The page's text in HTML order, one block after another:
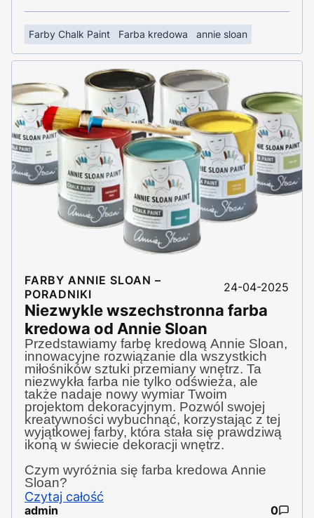
Farby Chalk Paint Farba kredowa annie sloan
FARBY ANNIE SLOAN –
PORADNIKI
24-04-2025
Niezwykle wszechstronna farba
kredowa od Annie Sloan
Przedstawiamy farbę kredową Annie Sloan,
innowacyjne rozwiązanie dla wszystkich
miłośników sztuki przemiany wnętrz. Ta
niezwykła farba nie tylko odświeża, ale
także nadaje nowy wymiar Twoim
projektom dekoracyjnym. Pozwól swojej
kreatywności wybuchnąć, korzystając z tej
wyjątkowej farby, która stała się prawdziwą
ikoną w świecie dekoracji wnętrz.
Czym wyróżnia się farba kredowa Annie
Sloan?
Czytaj całość
admin 0